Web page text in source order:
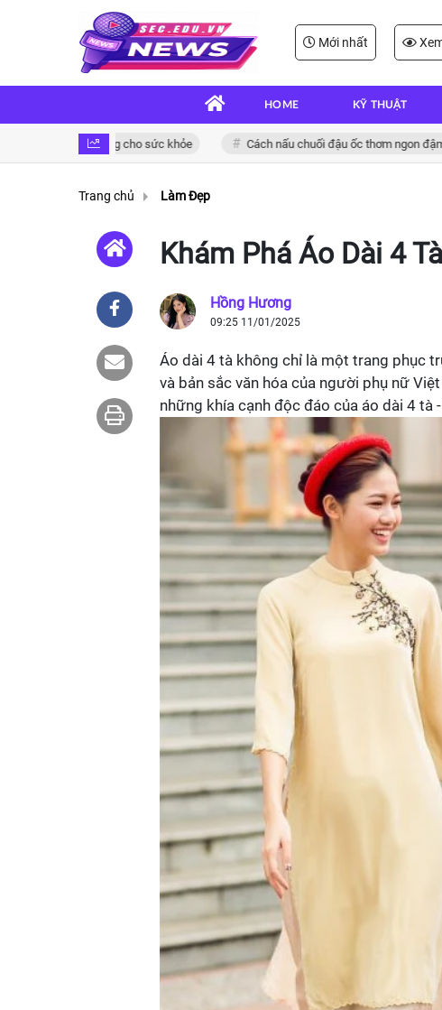
Mới nhất
HOME KỸ THUẬT
và bổ dưỡng cho sức khỏe Cách nấu chuối đậu ốc thơm ngon đậm đà
Trang chủ Làm Đẹp
Khám Phá Áo Dài 4
Hồng Hương
09:25 11/01/2025
Áo dài 4 tà không chỉ là một trang phục
và bản sắc văn hóa của người phụ nữ
những khía cạnh độc đáo của áo dài 4 tà